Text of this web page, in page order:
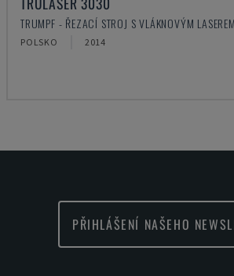
TRUMPF - ŘEZACÍ STROJ S VLÁKNOVÝM LASEREM
POLSKO 2014
PŘIHLÁŠENÍ NAŠEHO